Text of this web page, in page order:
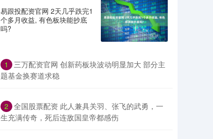
易跟投配资官网 2天几乎跌完1
个多月收益, 有色板块能抄底
吗?
1
三万配资官网 创新药板块波动明显加大 部分主
题基金换赛道求稳
2 全国股票配资 此人兼具关羽、张飞的武勇，一
生充满传奇，死后连敌国皇帝都感伤